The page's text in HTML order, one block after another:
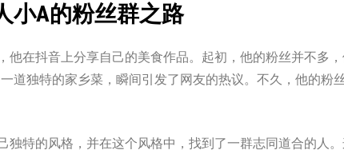
小A的粉丝群之路
他在抖音上分享自己的美食作品。起初，他的粉丝并不多
道独特的家乡菜，瞬间引发了网友的热议。不久，他的粉
独特的风格，并在这个风格中，找到了一群志同道合的人